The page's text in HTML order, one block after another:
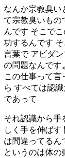
なんか宗教臭い
て宗教臭いもの
んです そこで
功するんです
言葉で アビダ
の問題なんです
この仕事って
ら すべては認
であって
それ認識から手
しく手を伸ばす
は間違ってるん
というのは体